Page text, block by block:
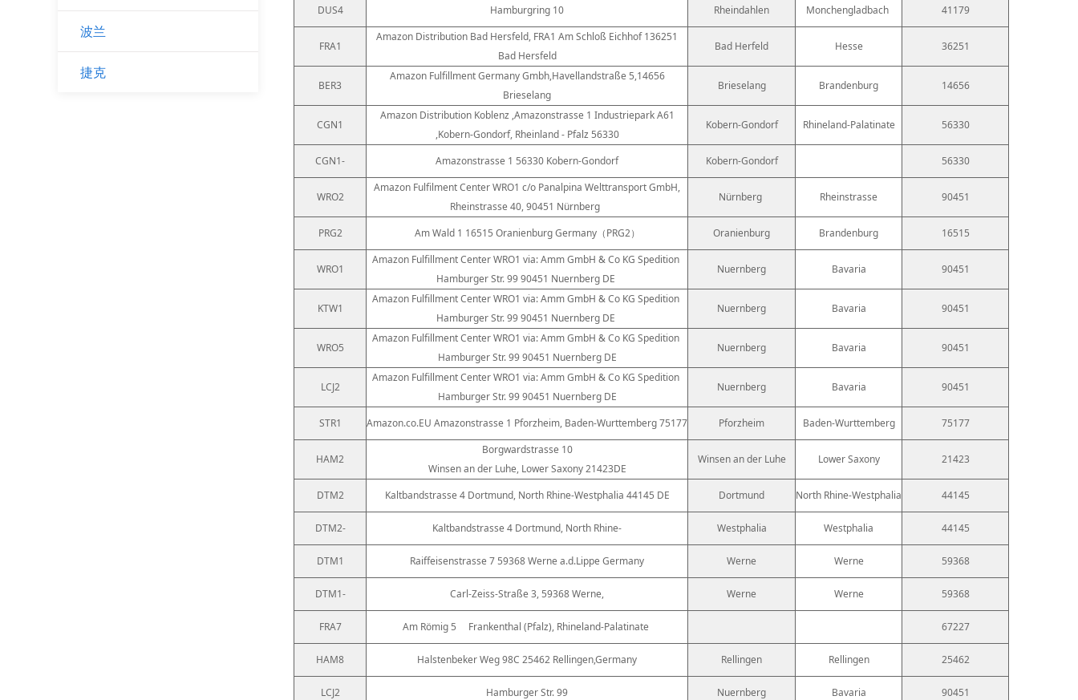
波兰
捷克
DUS4 Hamburgring 10 Rheindahlen Monchengladbach 41179
FRA1
Amazon Distribution Bad Hersfeld, FRA1 Am Schloß Eichhof 136251
Bad Hersfeld
Bad Herfeld Hesse 36251
BER3
Amazon Fulfillment Germany Gmbh,Havellandstraße 5,14656
Brieselang
Brieselang Brandenburg 14656
CGN1
Amazon Distribution Koblenz ,Amazonstrasse 1 Industriepark A61
,Kobern-Gondorf, Rheinland - Pfalz 56330
Kobern-Gondorf Rhineland-Palatinate 56330
CGN1- Amazonstrasse 1 56330 Kobern-Gondorf Kobern-Gondorf 56330
WRO2
Amazon Fulfilment Center WRO1 c/o Panalpina Welttransport GmbH,
Rheinstrasse 40, 90451 Nürnberg
Nürnberg Rheinstrasse 90451
PRG2 Am Wald 1 16515 Oranienburg Germany（PRG2） Oranienburg Brandenburg 16515
WRO1
Amazon Fulfillment Center WRO1 via: Amm GmbH & Co KG Spedition
Hamburger Str. 99 90451 Nuernberg DE
Nuernberg Bavaria 90451
KTW1
Amazon Fulfillment Center WRO1 via: Amm GmbH & Co KG Spedition
Hamburger Str. 99 90451 Nuernberg DE
Nuernberg Bavaria 90451
WRO5
Amazon Fulfillment Center WRO1 via: Amm GmbH & Co KG Spedition
Hamburger Str. 99 90451 Nuernberg DE
Nuernberg Bavaria 90451
LCJ2
Amazon Fulfillment Center WRO1 via: Amm GmbH & Co KG Spedition
Hamburger Str. 99 90451 Nuernberg DE
Nuernberg Bavaria 90451
STR1 Amazon.co.EU Amazonstrasse 1 Pforzheim, Baden-Wurttemberg 75177 Pforzheim Baden-Wurttemberg 75177
HAM2
Borgwardstrasse 10
Winsen an der Luhe, Lower Saxony 21423DE
Winsen an der Luhe Lower Saxony 21423
DTM2 Kaltbandstrasse 4 Dortmund, North Rhine-Westphalia 44145 DE Dortmund North Rhine-Westphalia 44145
DTM2- Kaltbandstrasse 4 Dortmund, North Rhine- Westphalia Westphalia 44145
DTM1 Raiffeisenstrasse 7 59368 Werne a.d.Lippe Germany Werne Werne 59368
DTM1- Carl-Zeiss-Straße 3, 59368 Werne, Werne Werne 59368
FRA7 Am Römig 5 Frankenthal (Pfalz), Rhineland-Palatinate 67227
HAM8 Halstenbeker Weg 98C 25462 Rellingen,Germany Rellingen Rellingen 25462
LCJ2 Hamburger Str. 99 Nuernberg Bavaria 90451